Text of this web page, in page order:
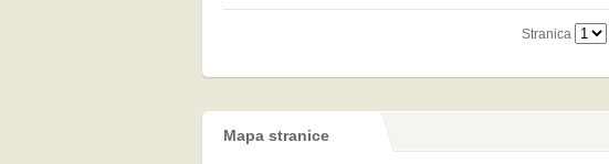
Stranica
Mapa stranice